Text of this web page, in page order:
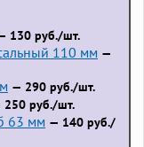
130 руб./шт.
110 мм —
— 290 руб./шт.
250 руб./шт.
63 мм — 140 руб./